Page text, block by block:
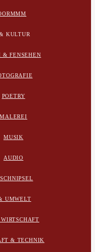
KULTUR
& FENSEHEN
POETRY
MALEREI
MUSIK
AUDIO
UMWELT
& TECHNIK